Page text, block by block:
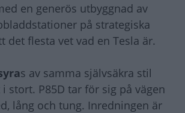
en generös utbyggnad av
på strategiska
det flesta vet vad en Tesla är.
s av samma självsäkra stil
stort. P85D tar för sig på vägen
lång och tung. Inredningen är